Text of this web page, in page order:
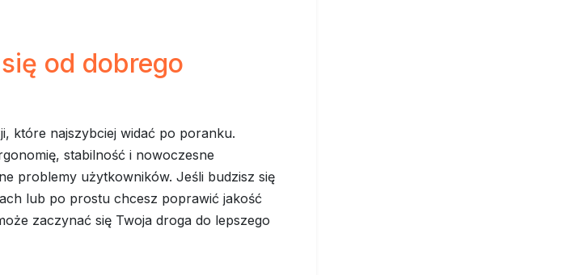
od dobrego
które najszybciej widać po poranku.
stabilność i nowoczesne
problemy użytkowników. Jeśli budzisz się
lub po prostu chcesz poprawić jakość
zaczynać się Twoja droga do lepszego